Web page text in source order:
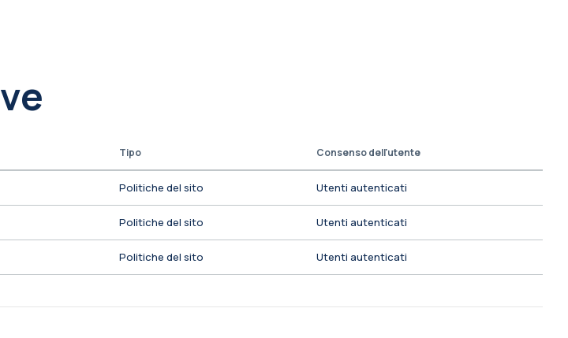
Tipo Consenso dell'utente
Politiche del sito Utenti autenticati
Politiche del sito Utenti autenticati
Politiche del sito Utenti autenticati